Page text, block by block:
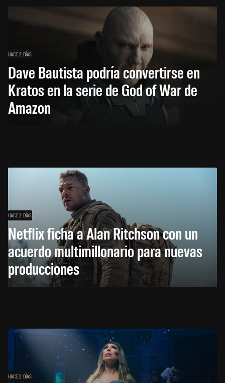
HACE 2 DÍAS
Dave Bautista podría convertirse en
Kratos en la serie de God of War de
Amazon
HACE 2 DÍAS
Netflix ficha a Alan Ritchson con un
acuerdo multimillonario para nuevas
producciones
HACE 2 DÍAS